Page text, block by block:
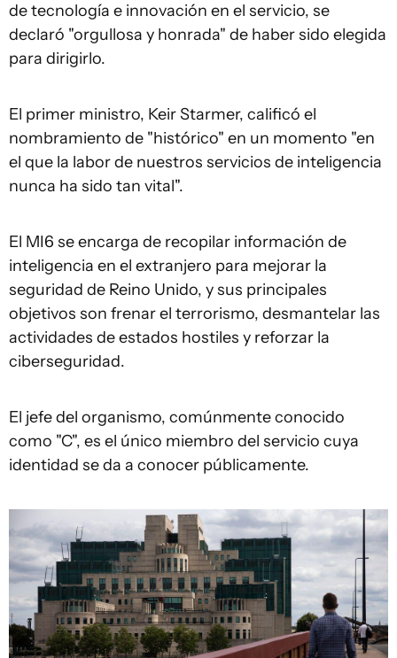
de tecnología e innovación en el servicio, se
declaró "orgullosa y honrada" de haber sido elegida
para dirigirlo.
El primer ministro, Keir Starmer, calificó el
nombramiento de "histórico" en un momento "en
el que la labor de nuestros servicios de inteligencia
nunca ha sido tan vital".
El MI6 se encarga de recopilar información de
inteligencia en el extranjero para mejorar la
seguridad de Reino Unido, y sus principales
objetivos son frenar el terrorismo, desmantelar las
actividades de estados hostiles y reforzar la
ciberseguridad.
El jefe del organismo, comúnmente conocido
como "C", es el único miembro del servicio cuya
identidad se da a conocer públicamente.